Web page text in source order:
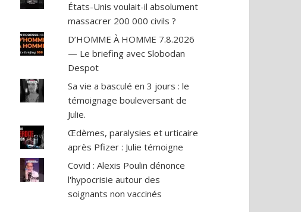
États-Unis voulait-il absolument
massacrer 200 000 civils ?
D’HOMME À HOMME 7.8.2026
— Le briefing avec Slobodan
Despot
Sa vie a basculé en 3 jours : le
témoignage bouleversant de
Julie.
Œdèmes, paralysies et urticaire
après Pfizer : Julie témoigne
Covid : Alexis Poulin dénonce
l'hypocrisie autour des
soignants non vaccinés